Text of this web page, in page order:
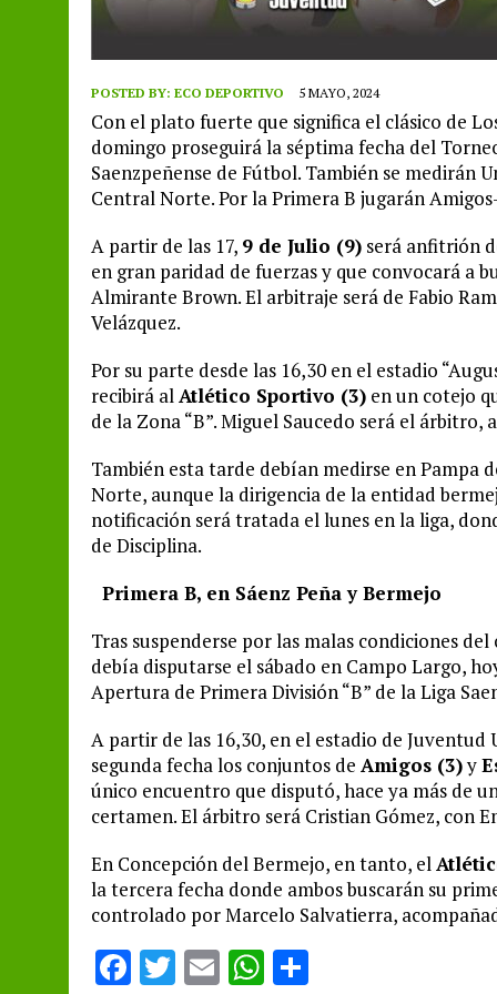
POSTED BY: ECO DEPORTIVO 5 MAYO, 2024
Con el plato fuerte que significa el clásico de
domingo proseguirá la séptima fecha del
Saenzpeñense de Fútbol. También se medirán
Central Norte. Por la Primera B jugarán
A partir de las 17, 9 de Julio (9) será anfitrión
en gran paridad de fuerzas y que convocará a
Almirante Brown. El arbitraje será de Fabio
Velázquez.
Por su parte desde las 16,30 en el estadio
recibirá alAtlético Sportivo (3) en un cotejo
de la Zona “B”. Miguel Saucedo será el
También esta tarde debían medirse en Pampa
Norte, aunque la dirigencia de la entidad
notificación será tratada el lunes en la liga,
de Disciplina.
Primera B, en Sáenz Peña y Bermejo
Tras suspenderse por las malas condiciones
debía disputarse el sábado en Campo Largo,
Apertura de Primera División “B” de la Liga
A partir de las 16,30, en el estadio de
segunda fecha los conjuntos de Amigos (3)y
único encuentro que disputó, hace ya más de
certamen. El árbitro será Cristian Gómez, con
En Concepción del Bermejo, en tanto, el
la tercera fecha donde ambos buscarán su
controlado por Marcelo Salvatierra,
F T E W